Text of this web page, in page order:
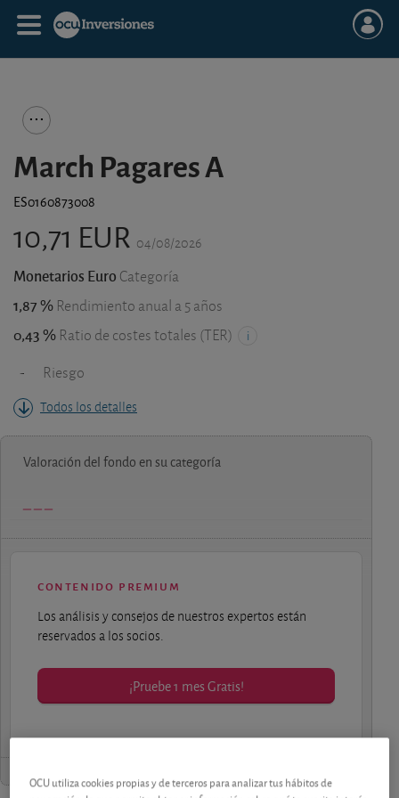
March Pagares A
ES0160873008
10,71 EUR 04/08/2026
Monetarios Euro Categoría
1,87 % Rendimiento anual a 5 años
0,43 % Ratio de costes totales (TER)
- Riesgo
Todos los detalles
Valoración del fondo en su categoría
contenido premium
Los análisis y consejos de nuestros expertos están
reservados a los socios.
¡Pruebe 1 mes Gratis!
OCU utiliza cookies propias y de terceros para analizar tus hábitos de